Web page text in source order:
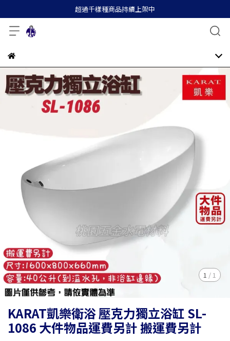
超過千樣種商品持續上架中
1 / 1
KARAT凱樂衛浴 壓克力獨立浴缸 SL-
1086 大件物品運費另計 搬運費另計